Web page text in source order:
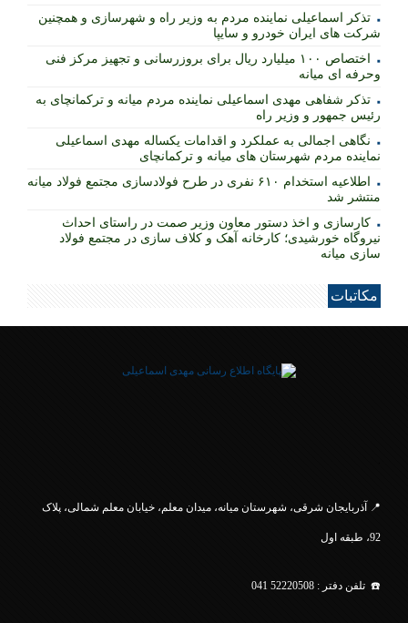
تذکر اسماعیلی نماینده مردم به وزیر راه و شهرسازی و همچنین
شرکت های ایران خودرو و سایپا
اختصاص ۱۰۰ میلیارد ریال برای بروزرسانی و تجهیز مرکز فنی
وحرفه ای میانه
تذکر شفاهی مهدی اسماعیلی نماینده مردم میانه و ترکمانچای به
رئیس جمهور و وزیر راه
نگاهی اجمالی به عملکرد و اقدامات یکساله مهدی اسماعیلی
نماینده مردم شهرستان های میانه و ترکمانچای
اطلاعیه استخدام ۶۱۰ نفری در طرح فولادسازی مجتمع فولاد میانه
منتشر شد
کارسازی و اخذ دستور معاون وزیر صمت در راستای احداث
نیروگاه خورشیدی؛ کارخانه آهک و کلاف سازی در مجتمع فولاد
سازی میانه
مکاتبات
📍 آذربایجان شرقی، شهرستان میانه، میدان معلم، خیابان معلم شمالی، پلاک
92، طبقه اول
☎️ تلفن دفتر : 52220508 041